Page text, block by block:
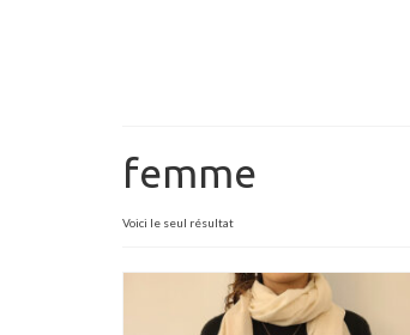
femme
Voici le seul résultat